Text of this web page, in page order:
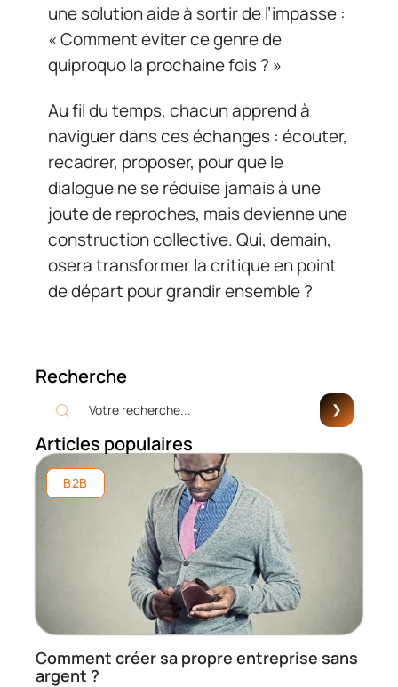
une solution aide à sortir de l’impasse :
« Comment éviter ce genre de
quiproquo la prochaine fois ? »
Au fil du temps, chacun apprend à
naviguer dans ces échanges : écouter,
recadrer, proposer, pour que le
dialogue ne se réduise jamais à une
joute de reproches, mais devienne une
construction collective. Qui, demain,
osera transformer la critique en point
de départ pour grandir ensemble ?
Recherche
Articles populaires
B2B
Comment créer sa propre entreprise sans
argent ?